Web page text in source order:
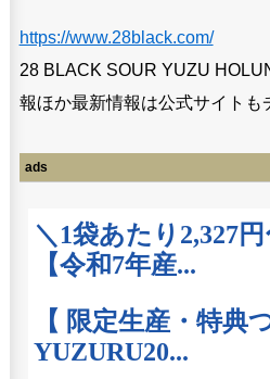
https://www.28black.com/
28 BLACK SOUR YUZU
報ほか最新情報は公式サイトも
ads